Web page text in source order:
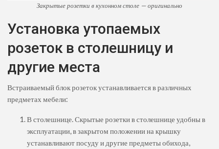
Закрытые розетки в кухонном столе — оригинально
Установка утопаемых
розеток в столешницу и
другие места
Встраиваемый блок розеток устанавливается в различных
предметах мебели:
В столешнице. Скрытые розетки в столешнице удобны в
эксплуатации, в закрытом положении на крышку
устанавливают посуду и другие предметы обихода,